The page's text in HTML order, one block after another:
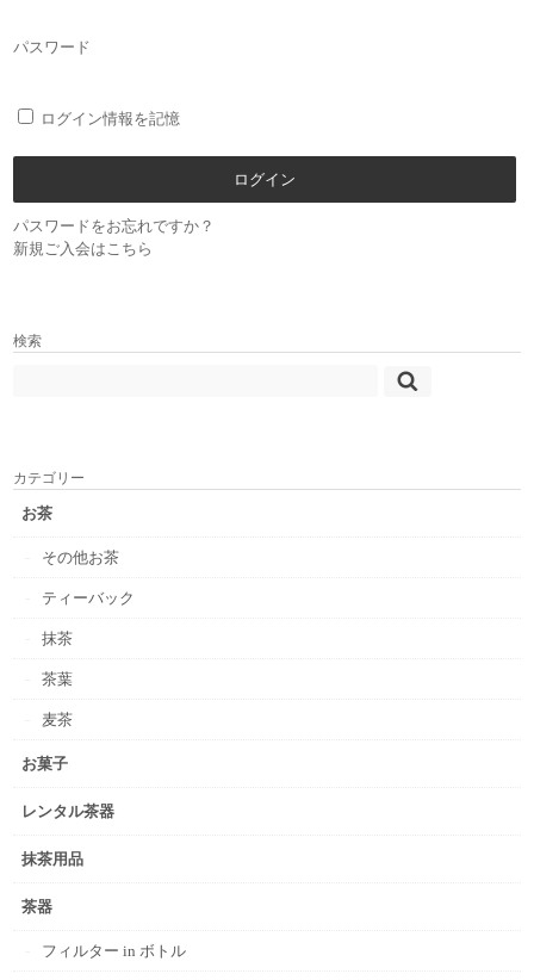
パスワード
ログイン情報を記憶
パスワードをお忘れですか？
新規ご入会はこちら
検索
カテゴリー
お茶
その他お茶
ティーバック
抹茶
茶葉
麦茶
お菓子
レンタル茶器
抹茶用品
茶器
フィルター in ボトル